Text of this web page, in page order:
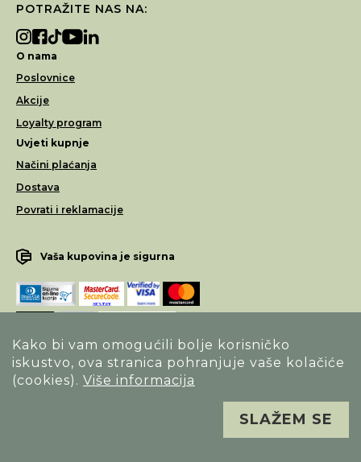
Kako bi vam omogućili bolje korisničko
iskustvo, ova stranica pohranjuje vaše kolačiće
(cookies). Više informacija
SLAŽEM SE
POTRAŽITE NAS NA:
O nama
Poslovnice
Akcije
Loyalty program
Uvjeti kupnje
Načini plaćanja
Dostava
Povrati i reklamacije
Vaša kupovina je sigurna
Opći uvjeti poslovanja
Sva prava pridržana. Alfa Vision optika ©